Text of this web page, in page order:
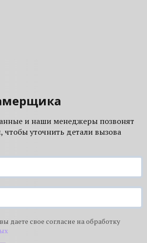
и наши менеджеры позвонят
чтобы уточнить детали вызова
даете свое согласие на обработку